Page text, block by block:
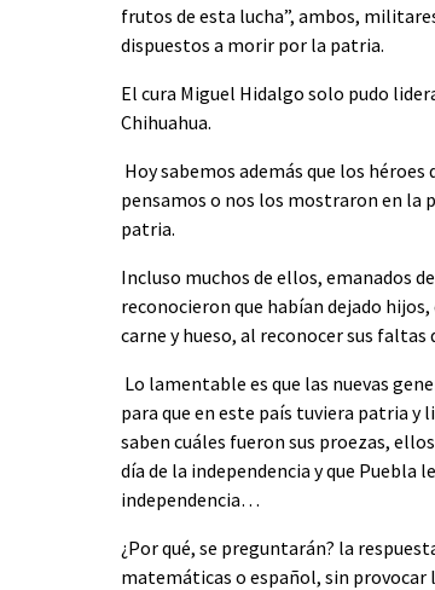
frutos de esta lucha”, ambos,
dispuestos a morir por la patria.
El cura Miguel Hidalgo solo pudo
Chihuahua.
Hoy sabemos además que los
pensamos o nos los mostraron en la
patria.
Incluso muchos de ellos, emanados
reconocieron que habían dejado
carne y hueso, al reconocer sus
Lo lamentable es que las nuevas
para que en este país tuviera patria
saben cuáles fueron sus proezas,
día de la independencia y que Puebla
independencia…
¿Por qué, se preguntarán? la
matemáticas o español, sin